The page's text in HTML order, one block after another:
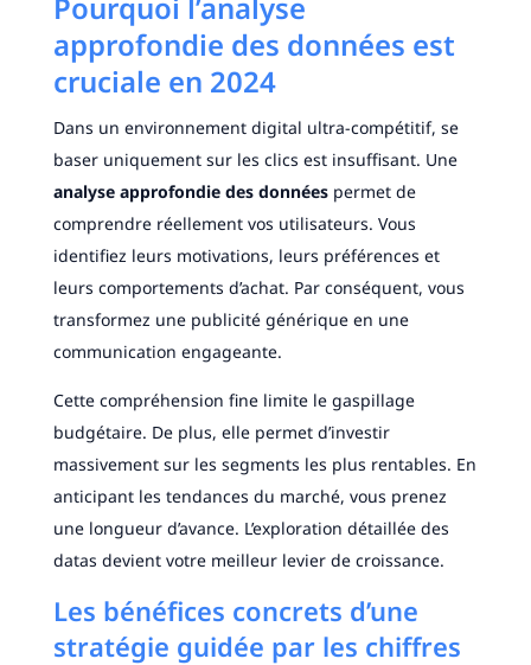
approfondie des données est
cruciale en 2024
Dans un environnement digital ultra-compétitif, se
baser uniquement sur les clics est insuffisant. Une
analyse approfondie des donnéespermet de
comprendre réellement vos utilisateurs. Vous
identifiez leurs motivations, leurs préférences et
leurs comportements d’achat. Par conséquent, vous
transformez une publicité générique en une
communication engageante.
Cette compréhension fine limite le gaspillage
budgétaire. De plus, elle permet d’investir
massivement sur les segments les plus rentables. En
anticipant les tendances du marché, vous prenez
une longueur d’avance. L’exploration détaillée des
datas devient votre meilleur levier de croissance.
Les bénéfices concrets d’une
stratégie guidée par les chiffres